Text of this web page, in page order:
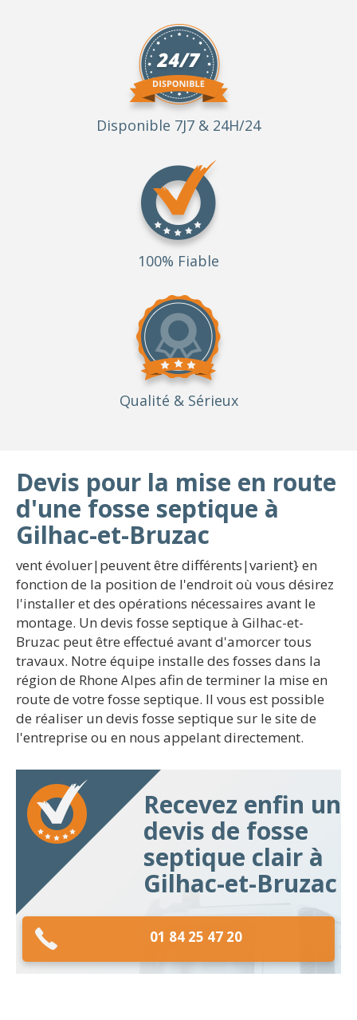
Disponible 7J7 & 24H/24
100% Fiable
Qualité & Sérieux
Devis pour la mise en route
d'une fosse septique à
Gilhac-et-Bruzac
vent évoluer|peuvent être différents|varient} en
fonction de la position de l'endroit où vous désirez
l'installer et des opérations nécessaires avant le
montage. Un devis fosse septique à Gilhac-et-
Bruzac peut être effectué avant d'amorcer tous
travaux. Notre équipe installe des fosses dans la
région de Rhone Alpes afin de terminer la mise en
route de votre fosse septique. Il vous est possible
de réaliser un devis fosse septique sur le site de
l'entreprise ou en nous appelant directement.
Recevez enfin un
devis de fosse
septique clair à
Gilhac-et-Bruzac
01 84 25 47 20